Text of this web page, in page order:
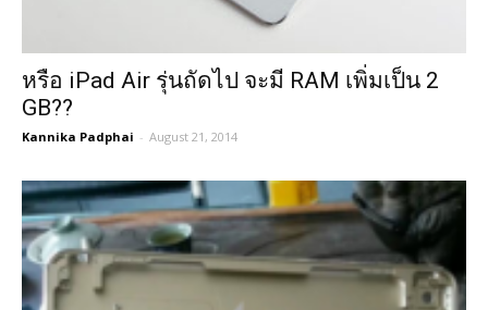
หรือ iPad Air รุ่นถัดไป จะมี RAM เพิ่มเป็น 2
GB??
Kannika Padphai - August 21, 2014